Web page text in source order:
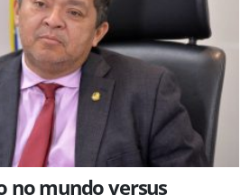
no mundo versus